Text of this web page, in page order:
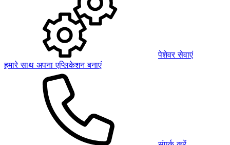
पेशेवर सेवाएं
हमारे साथ अपना एप्लिकेशन बनाएं